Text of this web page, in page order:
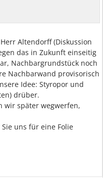
Altendorff (Diskussion
das in Zukunft einseitig
Nachbargrundstück noch
Nachbarwand provisorisch
Idee: Styropor und
drüber.
wir später wegwerfen,
uns für eine Folie